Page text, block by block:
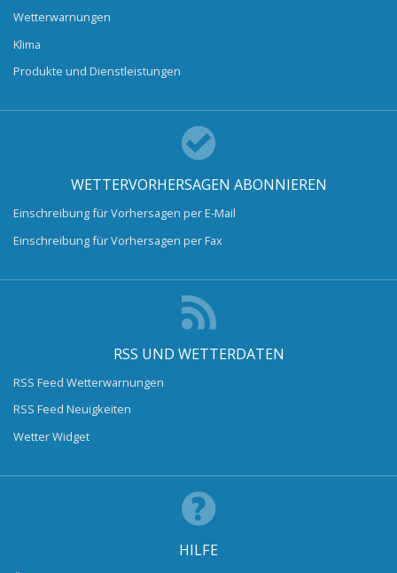
Wetterwarnungen
Klima
Produkte und Dienstleistungen
WETTERVORHERSAGEN ABONNIEREN
Einschreibung für Vorhersagen per E-Mail
Einschreibung für Vorhersagen per Fax
RSS UND WETTERDATEN
RSS Feed Wetterwarnungen
RSS Feed Neuigkeiten
Wetter Widget
HILFE